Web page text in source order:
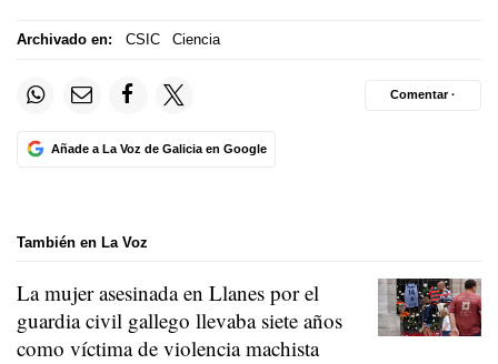
Archivado en: CSIC Ciencia
Añade a La Voz de Galicia en Google
Comentar ·
También en La Voz
La mujer asesinada en Llanes por el
guardia civil gallego llevaba siete años
como víctima de violencia machista